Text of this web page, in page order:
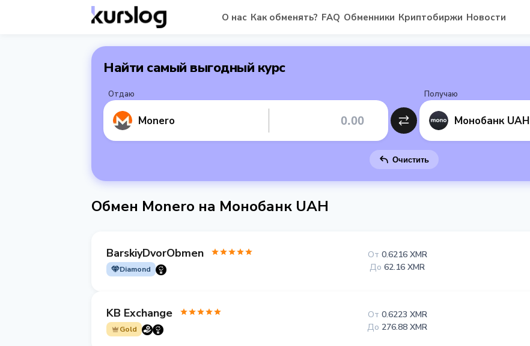
О нас Как обменять? FAQ Обменники Криптобиржи Новости
Найти самый выгодный курс
Отдаю
Monero
Получаю
Монобанк UAH
Очистить
Обмен Monero на Монобанк UAH
BarskiyDvorObmen
Diamond
От 0.6216 XMR
До 62.16 XMR
KB Exchange
Gold
От 0.6223 XMR
До 276.88 XMR